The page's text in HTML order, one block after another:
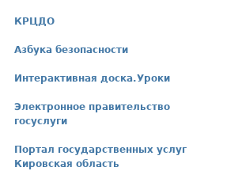
КРЦДО
Азбука безопасности
Интерактивная доска.Уроки
Электронное правительство
госуслуги
Портал государственных услуг
Кировская область